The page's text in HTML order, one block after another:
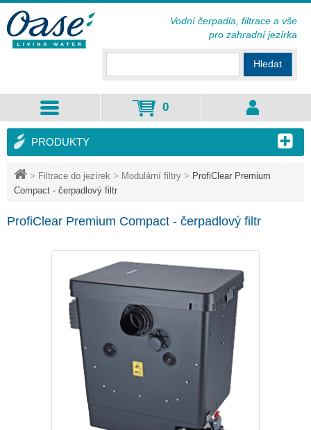
> Filtrace do jezírek > Modulární filtry > ProfiClear Premium
Compact - čerpadlový filtr
ProfiClear Premium Compact - čerpadlový filtr
PRODUKTY
Hledat
0
Vodní čerpadla, filtrace a vše
pro zahradní jezírka